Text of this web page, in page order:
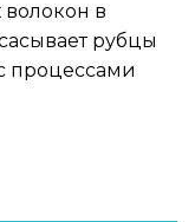
в
рубцы
процессами